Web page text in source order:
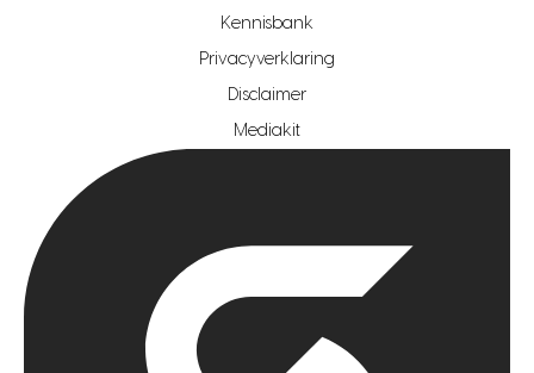
hypotheekshop regio den haag
hypotheekshop regio rotterdam
Kennisbank
Privacyverklaring
Disclaimer
Mediakit